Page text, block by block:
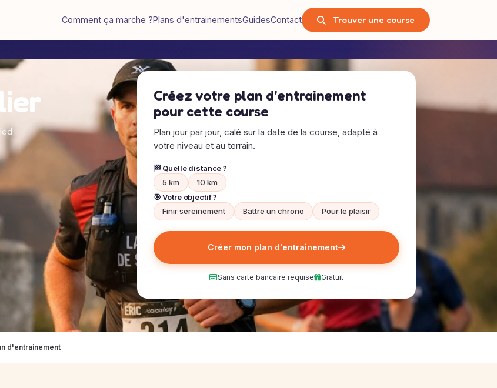
Comment ça marche ?Plans d'entrainementsGuidesContact Trouver une course
Créez votre plan d'entrainement
pour cette course
Plan jour par jour, calé sur la date de la course, adapté à
votre niveau et au terrain.
🏁 Quelle distance ?
5 km
10 km
🎯 Votre objectif ?
Finir sereinement
Battre un chrono Pour le plaisir
Créer mon plan d'entrainement
Sans carte bancaire requise Gratuit
d'entrainement